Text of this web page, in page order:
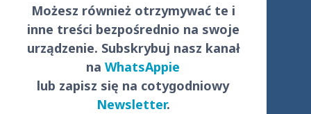
Możesz również otrzymywać te i
inne treści bezpośrednio na swoje
urządzenie. Subskrybuj nasz kanał
naWhatsAppie
lub zapisz się na cotygodniowy
Newsletter.